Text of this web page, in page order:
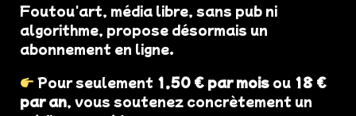
Foutou'art, média libre, sans pub ni
algorithme, propose désormais un
abonnement en ligne.
Pour seulement 1,50 € par mois ou 18 €
par an, vous soutenez concrètement un